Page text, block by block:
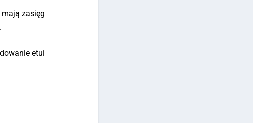
zasięg
etui